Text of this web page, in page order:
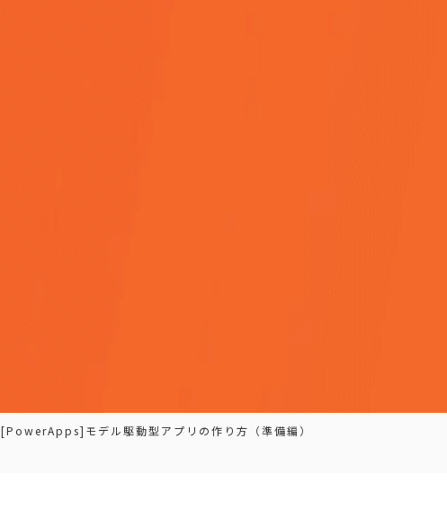
[PowerApps]モデル駆動型アプリの作り方（準備編）